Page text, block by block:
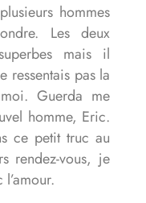
hommes
Les deux
mais il
ressentais pas la
Guerda me
homme, Eric.
ce petit truc au
rendez-vous, je